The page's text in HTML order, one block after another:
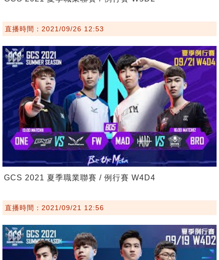
直播時間：2021/09/26 12:53
GCS 2021 夏季職業聯賽 / 例行賽 W4D4
直播時間：2021/09/21 12:56